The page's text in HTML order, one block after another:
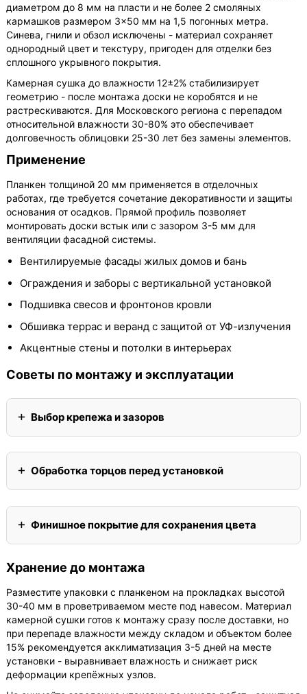
диаметром до 8 мм на пласти и не более 2 смоляных
кармашков размером 3×50 мм на 1,5 погонных метра.
Синева, гнили и обзол исключены - материал сохраняет
однородный цвет и текстуру, пригоден для отделки без
сплошного укрывного покрытия.
Камерная сушка до влажности 12±2% стабилизирует
геометрию - после монтажа доски не коробятся и не
растрескиваются. Для Московского региона с перепадом
относительной влажности 30-80% это обеспечивает
долговечность облицовки 25-30 лет без замены элементов.
Применение
Планкен толщиной 20 мм применяется в отделочных
работах, где требуется сочетание декоративности и защиты
основания от осадков. Прямой профиль позволяет
монтировать доски встык или с зазором 3-5 мм для
вентиляции фасадной системы.
Вентилируемые фасады жилых домов и бань
Ограждения и заборы с вертикальной установкой
Подшивка свесов и фронтонов кровли
Обшивка террас и веранд с защитой от УФ-излучения
Акцентные стены и потолки в интерьерах
Советы по монтажу и эксплуатации
Выбор крепежа и зазоров
Обработка торцов перед установкой
Финишное покрытие для сохранения цвета
Хранение до монтажа
Разместите упаковки с планкеном на прокладках высотой
30-40 мм в проветриваемом месте под навесом. Материал
камерной сушки готов к монтажу сразу после доставки, но
при перепаде влажности между складом и объектом более
15% рекомендуется акклиматизация 3-5 дней на месте
установки - выравнивает влажность и снижает риск
деформации крепёжных узлов.